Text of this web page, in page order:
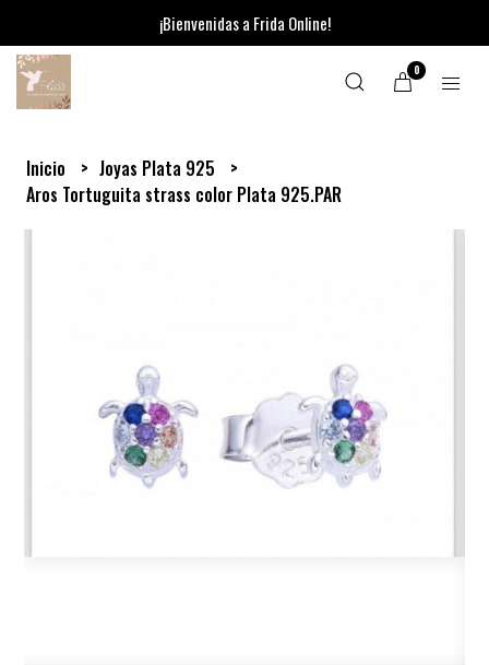
¡Bienvenidas a Frida Online!
0
Inicio
Joyas Plata 925
Aros Tortuguita strass color Plata 925.PAR